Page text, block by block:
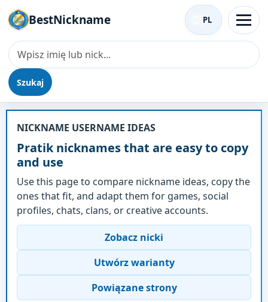
BestNickname
Szukaj
PL
Nick - Pratik
NICKNAME USERNAME IDEAS
Pratik nicknames that are easy to copy
and use
Use this page to compare nickname ideas, copy the
ones that fit, and adapt them for games, social
profiles, chats, clans, or creative accounts.
Zobacz nicki
Utwórz warianty
Powiązane strony